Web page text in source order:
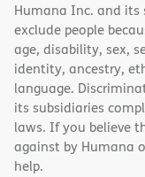
Humana Inc. and
exclude people
age, disability, sex,
identity, ancestry,
language.
its subsidiaries
laws. If you believe
against by Humana
help.